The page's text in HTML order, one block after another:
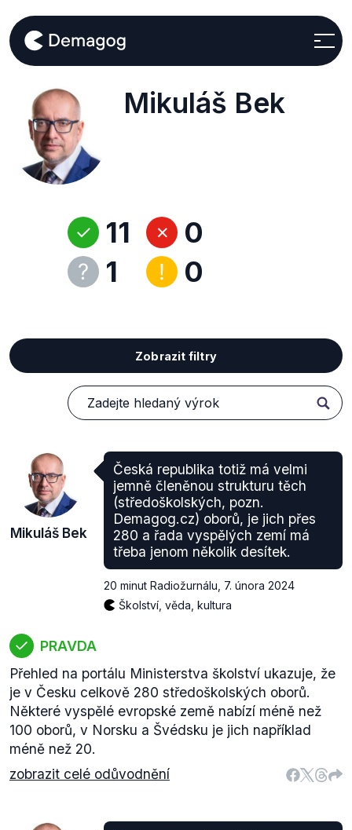
Mikuláš Bek
11
1
0
0
Zobrazit filtry
Mikuláš Bek
Česká republika totiž má velmi
jemně členěnou strukturu těch
(středoškolských, pozn.
Demagog.cz) oborů, je jich přes
280 a řada vyspělých zemí má
třeba jenom několik desítek.
20 minut Radiožurnálu 7. února 2024
Školství, věda, kultura
PRAVDA
Přehled na portálu Ministerstva školství ukazuje, že
je v Česku celkově 280 středoškolských oborů.
Některé vyspělé evropské země nabízí méně než
100 oborů, v Norsku a Švédsku je jich například
méně než 20.
zobrazit celé odůvodnění